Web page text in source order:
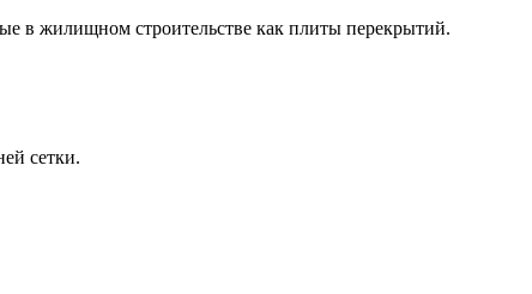
в жилищном строительстве как плиты перекрытий.
сетки.